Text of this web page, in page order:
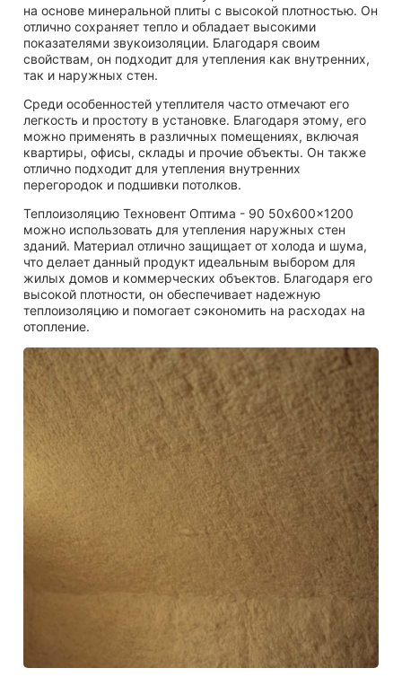
на основе минеральной плиты с высокой плотностью. Он
отлично сохраняет тепло и обладает высокими
показателями звукоизоляции. Благодаря своим
свойствам, он подходит для утепления как внутренних,
так и наружных стен.
Среди особенностей утеплителя часто отмечают его
легкость и простоту в установке. Благодаря этому, его
можно применять в различных помещениях, включая
квартиры, офисы, склады и прочие объекты. Он также
отлично подходит для утепления внутренних
перегородок и подшивки потолков.
Теплоизоляцию Техновент Оптима - 90 50x600x1200
можно использовать для утепления наружных стен
зданий. Материал отлично защищает от холода и шума,
что делает данный продукт идеальным выбором для
жилых домов и коммерческих объектов. Благодаря его
высокой плотности, он обеспечивает надежную
теплоизоляцию и помогает сэкономить на расходах на
отопление.